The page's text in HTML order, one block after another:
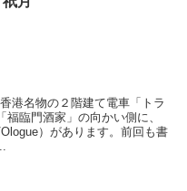
港名物の２階建て電車「トラ
臨門酒家」の向かい側に、
）があります。前回も書